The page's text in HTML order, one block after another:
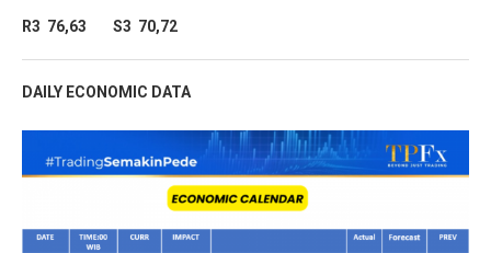
R3 76,63 S3 70,72
DAILY ECONOMIC DATA